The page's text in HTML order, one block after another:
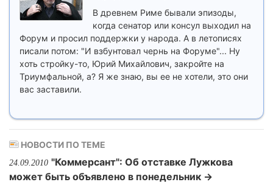
В древнем Риме бывали эпизоды,
когда сенатор или консул выходил на
Форум и просил поддержки у народа. А в летописях
писали потом: "И взбунтовал чернь на Форуме"... Ну
хоть стройку-то, Юрий Михайлович, закройте на
Триумфальной, а? Я же знаю, вы ее не хотели, это они
вас заставили.
НОВОСТИ ПО ТЕМЕ
24.09.2010 "Коммерсант": Об отставке Лужкова
может быть объявлено в понедельник →